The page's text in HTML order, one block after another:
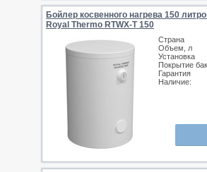
Бойлер косвенного нагрева 150
Royal Thermo RTWX-T 150
Страна
Объем, л
Установка
Покрытие
Гарантия
Наличие: